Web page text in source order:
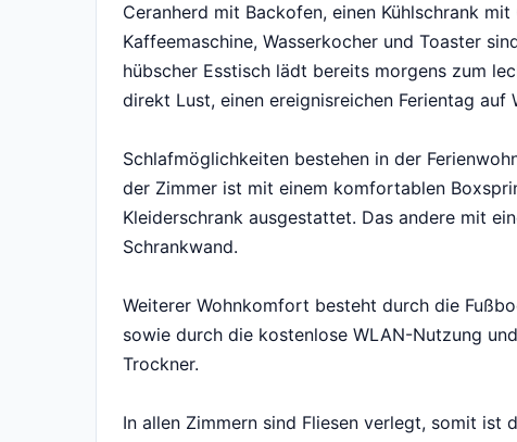
Ceranherd mit Backofen, einen Kühlschrank
Kaffeemaschine, Wasserkocher und Toaster
hübscher Esstisch lädt bereits morgens zum
direkt Lust, einen ereignisreichen Ferientag auf
Schlafmöglichkeiten bestehen in der
der Zimmer ist mit einem komfortablen
Kleiderschrank ausgestattet. Das andere mit
Schrankwand.
Weiterer Wohnkomfort besteht durch die
sowie durch die kostenlose WLAN-Nutzung
Trockner.
In allen Zimmern sind Fliesen verlegt, somit ist